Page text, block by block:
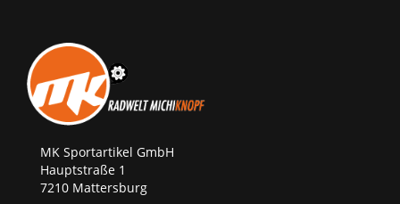
MK Sportartikel GmbH
Hauptstraße 1
7210 Mattersburg